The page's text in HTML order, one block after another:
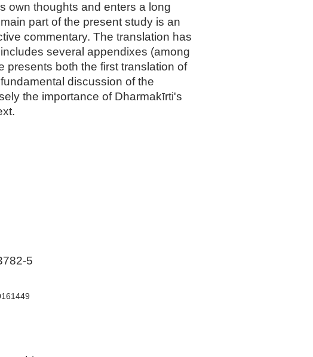
own thoughts and enters a long
part of the present study is an
commentary. The translation has
several appendixes (among
presents both the first translation of
discussion of the
the importance of Dharmakīrti's
5